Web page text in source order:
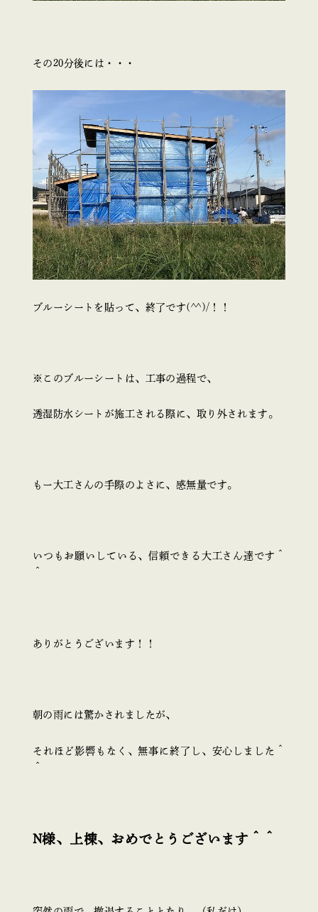
その20分後には・・・
ブルーシートを貼って、終了です(^^)/！！
※このブルーシートは、工事の過程で、
透湿防水シートが施工される際に、取り外されます。
もー大工さんの手際のよさに、感無量です。
いつもお願いしている、信頼できる大工さん達です＾
ありがとうございます！！
朝の雨には驚かされましたが、
それほど影響もなく、無事に終了し、安心しました＾
N様、上棟、おめでとうございます＾＾